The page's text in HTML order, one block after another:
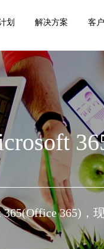
划 解决方案 客
365)，